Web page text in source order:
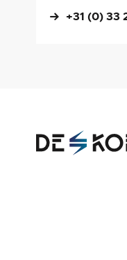
+31 (0) 33